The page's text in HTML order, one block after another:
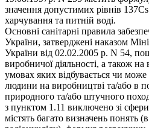
значення допустимих рівнів
харчування та питній воді.
Основні санітарні правила
України, затверджені наказом
України від 02.02.2005 р. N 54,
виробничої діяльності, а також на
умовах яких відбувається чи
людини на виробництві та/або в
природного та/або штучного
з пунктом 1.11 виключено зі
містять багато визначень понять